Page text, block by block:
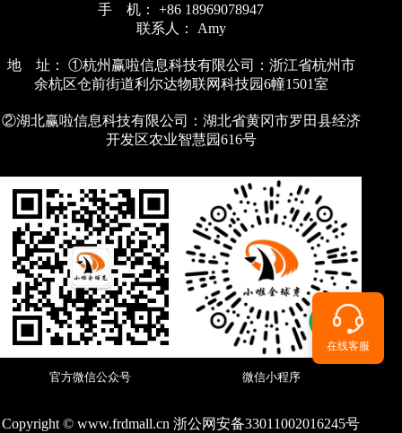
手 机： +86 18969078947
联系人： Amy
地 址： ①杭州赢啦信息科技有限公司：浙江省杭州市
余杭区仓前街道利尔达物联网科技园6幢1501室
②湖北赢啦信息科技有限公司：湖北省黄冈市罗田县经济
开发区农业智慧园616号
官方微信公众号 微信小程序
在线客服
Copyright © www.frdmall.cn 浙公网安备33011002016245号